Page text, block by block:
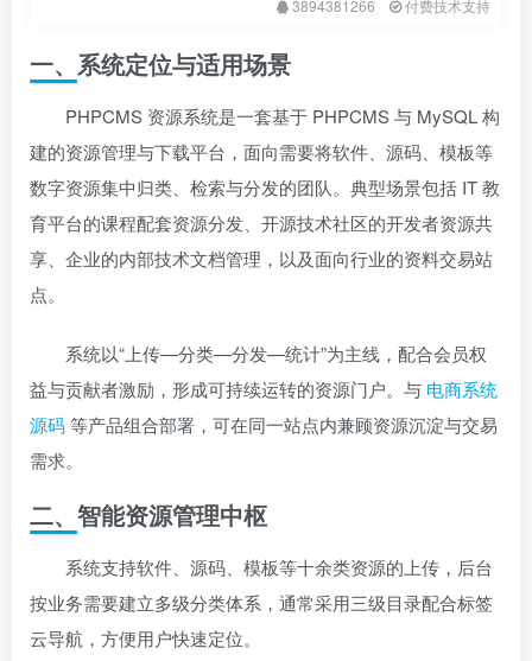
3894381266 付费技术支持
一、系统定位与适用场景
PHPCMS 资源系统是一套基于 PHPCMS 与 MySQL 构
建的资源管理与下载平台，面向需要将软件、源码、模板等
数字资源集中归类、检索与分发的团队。典型场景包括 IT 教
育平台的课程配套资源分发、开源技术社区的开发者资源共
享、企业的内部技术文档管理，以及面向行业的资料交易站
点。
系统以“上传—分类—分发—统计”为主线，配合会员权
益与贡献者激励，形成可持续运转的资源门户。与 电商系统
源码等产品组合部署，可在同一站点内兼顾资源沉淀与交易
需求。
二、智能资源管理中枢
系统支持软件、源码、模板等十余类资源的上传，后台
按业务需要建立多级分类体系，通常采用三级目录配合标签
云导航，方便用户快速定位。